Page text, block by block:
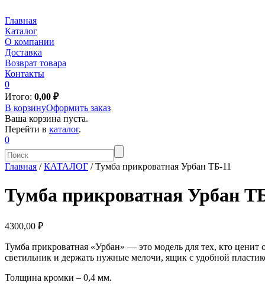
Главная
Каталог
О компании
Доставка
Возврат товара
Контакты
0
Итого: 0,00 ₽
В корзинуОформить заказ
Ваша корзина пуста.
Перейти в каталог.
0
Главная / КАТАЛОГ / Тумба прикроватная Урбан ТБ-11
Тумба прикроватная Урбан
4300,00 ₽
Тумба прикроватная «Урбан» — это модель для тех, кто
светильник и держать нужные мелочи, ящик с удобной
Толщина кромки – 0,4 мм.